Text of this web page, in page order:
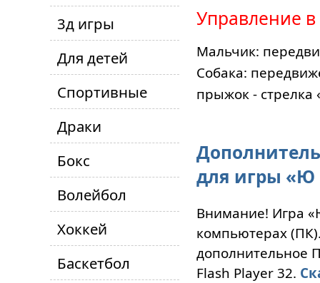
3д игры
Для детей
Спортивные
Драки
Бокс
Волейбол
Хоккей
Баскетбол
Управление в
Мальчик:
Собака:
прыжок - стрелка
для игры «Ю
Внимание! Игра
компьютерах
дополнительное
Flash Player 32.